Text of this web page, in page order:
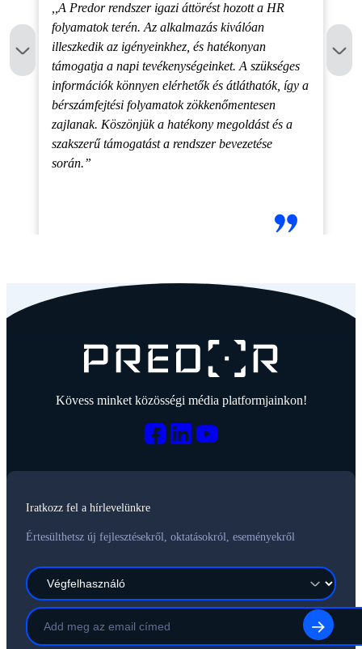
,,A Predor rendszer igazi áttörést hozott a HR
folyamatok terén. Az alkalmazás kiválóan
illeszkedik az igényeinkhez, és hatékonyan
támogatja a napi tevékenységeinket. A szükséges
információk könnyen elérhetők és átláthatók, így a
bérszámfejtési folyamatok zökkenőmentesen
zajlanak. Köszönjük a hatékony megoldást és a
szakszerű támogatást a rendszer bevezetése
során.”
Kövess minket közösségi média platformjainkon!
Iratkozz fel a hírlevelünkre
Értesülthetsz új fejlesztésekről, oktatásokról, eseményekről